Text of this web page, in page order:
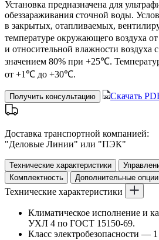
Установка предназначена для
обеззараживания сточной воды.
в закрытых, отапливаемых,
температуре окружающего воздуха
и относительной влажности воздуха
значением 80% при +25℃.
от +1℃ до +30℃.
Получить консультацию Скачать
Доставка транспортной компанией:
"Деловые Линии" или "ПЭК"
Технические характеристики
Комплектность
Дополнительные опции
Технические характеристики
Климатическое исполнение и
УХЛ 4 по ГОСТ 15150-69.
Класс электробезопасности —